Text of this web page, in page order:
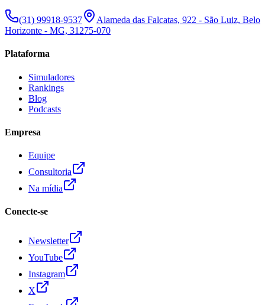
(31) 99918-9537
Alameda das Falcatas, 922 - São Luiz, Belo
Horizonte - MG, 31275-070
Plataforma
Simuladores
Rankings
Blog
Podcasts
Empresa
Equipe
Consultoria
Na mídia
Conecte-se
Newsletter
YouTube
Instagram
X